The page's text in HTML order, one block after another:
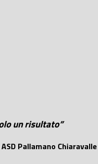
un risultato”
Pallamano